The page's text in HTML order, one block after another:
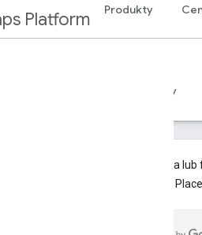
Platform Produkty
Zasoby
Ta usługa
interfejs